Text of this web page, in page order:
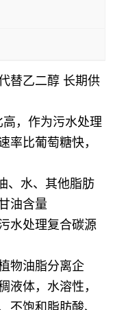
替乙二醇 长期供
，作为污水处理
率比葡萄糖快，
、水、其他脂肪
油含量
水处理复合碳源
物油脂分离企
液体，水溶性，
不饱和脂肪酸、